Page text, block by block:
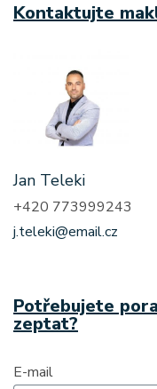
Kontaktujte
Jan Teleki
+420 773999243
j.teleki@email.cz
Potřebujete
zeptat?
E-mail